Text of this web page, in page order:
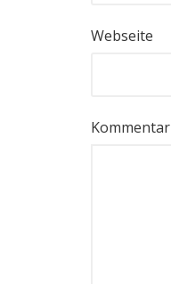
Webseite
Kommentar